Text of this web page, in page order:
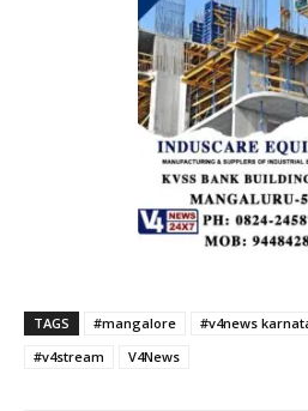
TAGS #mangalore #v4news
#v4stream
V4News